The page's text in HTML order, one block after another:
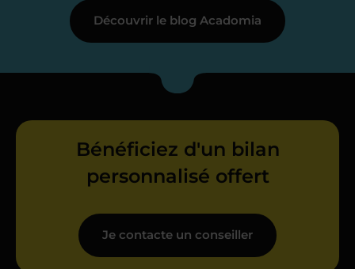
Découvrir le blog Acadomia
Bénéficiez d'un bilan
personnalisé offert
Je contacte un conseiller